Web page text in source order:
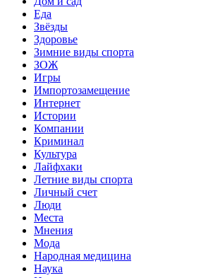
Еда
Звёзды
Здоровье
Зимние виды спорта
ЗОЖ
Игры
Импортозамещение
Интернет
Истории
Компании
Криминал
Культура
Лайфхаки
Летние виды спорта
Личный счет
Люди
Места
Мнения
Мода
Народная медицина
Наука